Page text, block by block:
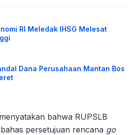
RI Meledak IHSG Melesat
Dana Perusahaan Mantan Bos
bahwa RUPSLB
persetujuan rencana go